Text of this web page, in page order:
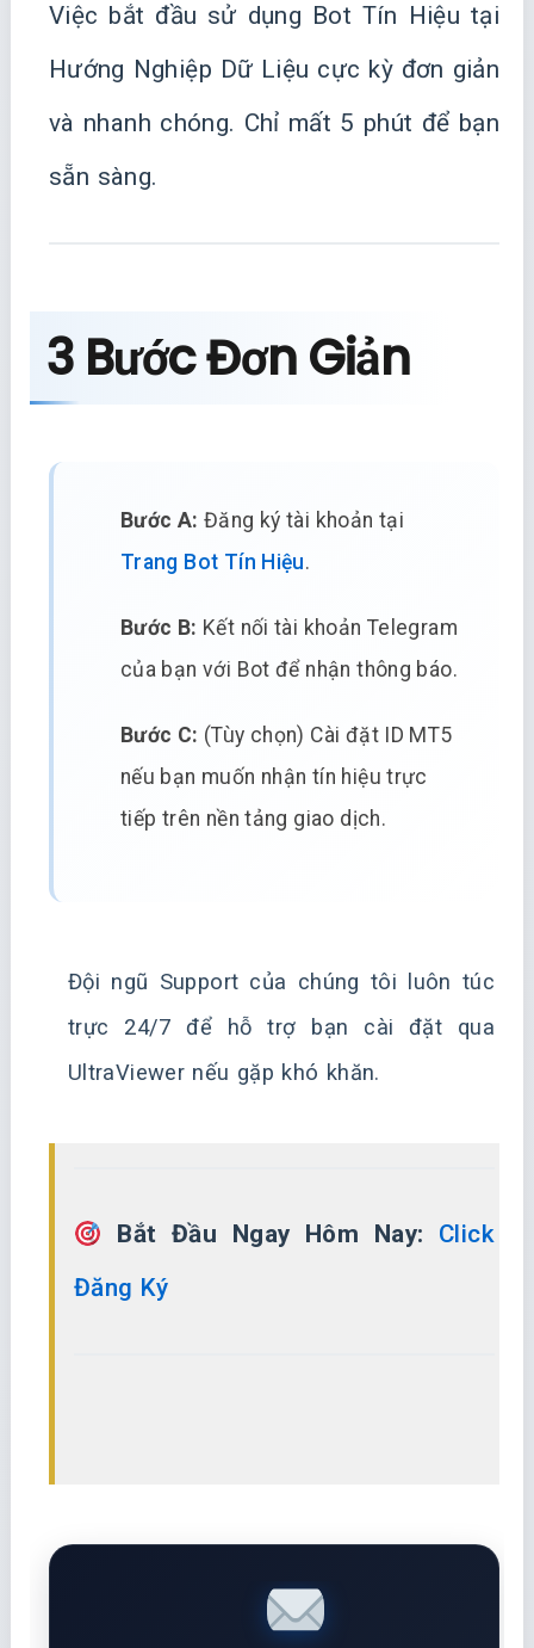
Việc bắt đầu sử dụng Bot Tín Hiệu tại
Hướng Nghiệp Dữ Liệu cực kỳ đơn giản
và nhanh chóng. Chỉ mất 5 phút để bạn
sẵn sàng.
3 Bước Đơn Giản
Bước A: Đăng ký tài khoản tại
Trang Bot Tín Hiệu.
Bước B: Kết nối tài khoản Telegram
của bạn với Bot để nhận thông báo.
Bước C: (Tùy chọn) Cài đặt ID MT5
nếu bạn muốn nhận tín hiệu trực
tiếp trên nền tảng giao dịch.
Đội ngũ Support của chúng tôi luôn túc
trực 24/7 để hỗ trợ bạn cài đặt qua
UltraViewer nếu gặp khó khăn.
Bắt Đầu Ngay Hôm Nay:
Click
Đăng Ký